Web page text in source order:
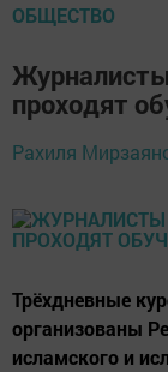
ОБЩЕСТВО
проходят
Рахиля
Трёхдневные
организованы
исламского и